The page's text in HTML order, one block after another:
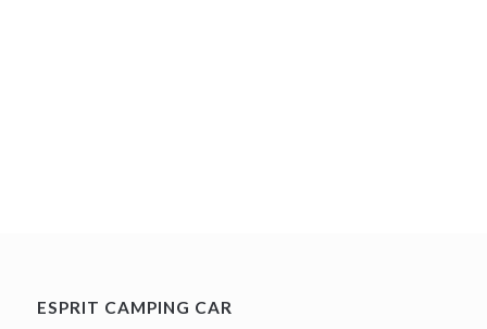
ESPRIT CAMPING CAR